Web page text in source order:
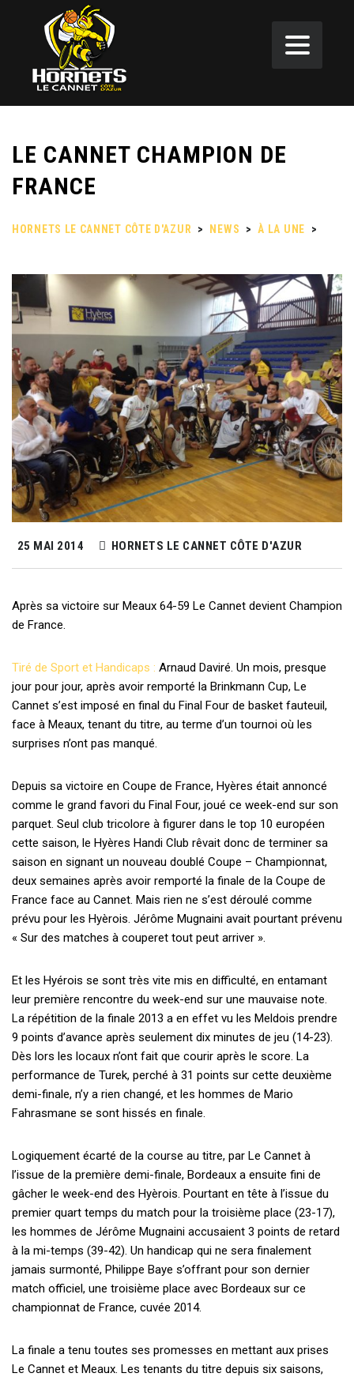
LE CANNET CHAMPION DE
FRANCE
HORNETS LE CANNET CÔTE D'AZUR > NEWS > À LA UNE >
25 MAI 2014 HORNETS LE CANNET CÔTE D'AZUR
Après sa victoire sur Meaux 64-59 Le Cannet devient Champion
de France.
Tiré de Sport et Handicaps : Arnaud Daviré. Un mois, presque
jour pour jour, après avoir remporté la Brinkmann Cup, Le
Cannet s’est imposé en final du Final Four de basket fauteuil,
face à Meaux, tenant du titre, au terme d’un tournoi où les
surprises n’ont pas manqué.
Depuis sa victoire en Coupe de France, Hyères était annoncé
comme le grand favori du Final Four, joué ce week-end sur son
parquet. Seul club tricolore à figurer dans le top 10 européen
cette saison, le Hyères Handi Club rêvait donc de terminer sa
saison en signant un nouveau doublé Coupe – Championnat,
deux semaines après avoir remporté la finale de la Coupe de
France face au Cannet. Mais rien ne s’est déroulé comme
prévu pour les Hyèrois. Jérôme Mugnaini avait pourtant prévenu
« Sur des matches à couperet tout peut arriver ».
Et les Hyérois se sont très vite mis en difficulté, en entamant
leur première rencontre du week-end sur une mauvaise note.
La répétition de la finale 2013 a en effet vu les Meldois prendre
9 points d’avance après seulement dix minutes de jeu (14-23).
Dès lors les locaux n’ont fait que courir après le score. La
performance de Turek, perché à 31 points sur cette deuxième
demi-finale, n’y a rien changé, et les hommes de Mario
Fahrasmane se sont hissés en finale.
Logiquement écarté de la course au titre, par Le Cannet à
l’issue de la première demi-finale, Bordeaux a ensuite fini de
gâcher le week-end des Hyèrois. Pourtant en tête à l’issue du
premier quart temps du match pour la troisième place (23-17),
les hommes de Jérôme Mugnaini accusaient 3 points de retard
à la mi-temps (39-42). Un handicap qui ne sera finalement
jamais surmonté, Philippe Baye s’offrant pour son dernier
match officiel, une troisième place avec Bordeaux sur ce
championnat de France, cuvée 2014.
La finale a tenu toutes ses promesses en mettant aux prises
Le Cannet et Meaux. Les tenants du titre depuis six saisons,